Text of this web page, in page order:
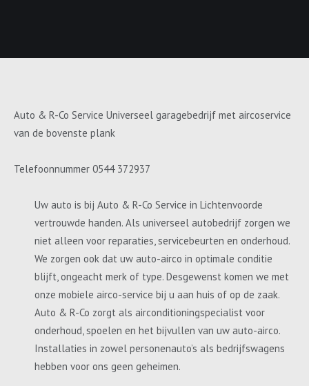
Auto & R-Co Service Universeel garagebedrijf met aircoservice
van de bovenste plank
Telefoonnummer 0544 372937
Uw auto is bij Auto & R-Co Service in Lichtenvoorde
vertrouwde handen. Als universeel autobedrijf zorgen we
niet alleen voor reparaties, servicebeurten en onderhoud.
We zorgen ook dat uw auto-airco in optimale conditie
blijft, ongeacht merk of type. Desgewenst komen we met
onze mobiele airco-service bij u aan huis of op de zaak.
Auto & R-Co zorgt als airconditioningspecialist voor
onderhoud, spoelen en het bijvullen van uw auto-airco.
Installaties in zowel personenauto’s als bedrijfswagens
hebben voor ons geen geheimen.